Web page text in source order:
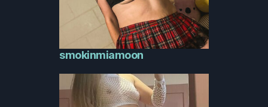
smokinmiamoon